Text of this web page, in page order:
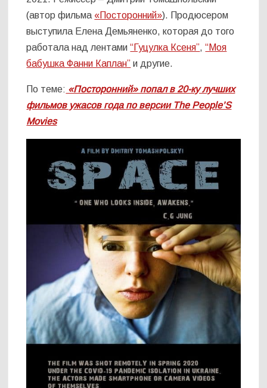
(автор фильма «Посторонний»). Продюсером
выступила Елена Демьяненко, которая до того
работала над лентами“Гуцулка Ксеня”,“Моя
бабушка Фанни Каплан” и другие.
По теме: «Посторонний» попал в 20-ку лучших
фильмов ужасов года по версии The People’S
Movies